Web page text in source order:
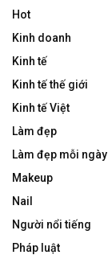
Hot
Kinh doanh
Kinh tế
Kinh tế thế giới
Kinh tế Việt
Làm đẹp
Làm đẹp mỗi ngày
Makeup
Nail
Người nổi tiếng
Pháp luật